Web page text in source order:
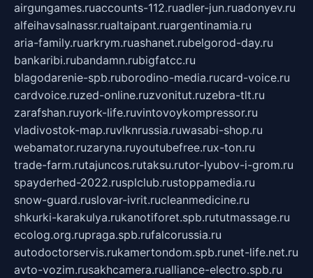
airgungames.ruaccounts-112.ruadler-jun.ruadonyev.ru
alfeihavsalnassr.rualtaipant.ruargentinamia.ru
aria-family.ruarkrym.ruashanet.rubelgorod-day.ru
bankaribi.rubandamn.rubigfatcc.ru
blagodarenie-spb.ruborodino-media.rucard-voice.ru
cardvoice.ruzed-online.ruzvonitut.ruzebra-tlt.ru
zarafshan.ruyork-life.ruvintovoykompressor.ru
vladivostok-map.ruvlknrussia.ruwasabi-shop.ru
webamator.ruzaryna.ruyoutubefree.rux-ton.ru
trade-farm.rutajuncos.rutaksu.rutor-lyubov-i-grom.ru
spayderhed-2022.rusplclub.rustoppamedia.ru
snow-guard.ruslovar-ivrit.rucleanmedicine.ru
shkurki-karakulya.rukanotiforet.spb.rututmassage.ru
ecolog.org.rupraga.spb.rufalcorussia.ru
autodoctorservis.rukamertondom.spb.runet-life.net.ru
avto-vozim.rusakhcamera.rualliance-electro.spb.ru